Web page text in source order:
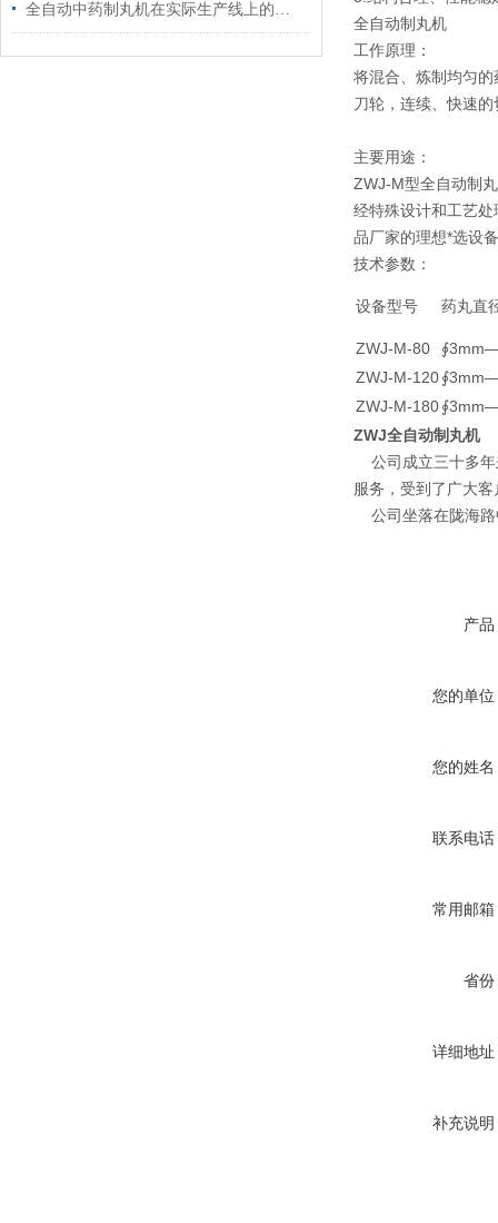
全自动中药制丸机在实际生产线上的表现
全自动制丸机
工作原理：
将混合、炼制均匀
刀轮，连续、快速
主要用途：
ZWJ-M型全自动制
经特殊设计和工艺
品厂家的理想*选设
技术参数：
设备型号 药丸直
ZWJ-M-80
ZWJ-M-120
ZWJ-M-180
ZWJ全自动制丸机
公司成立三十多年
服务，受到了广大
公司坐落在陇海路
产品
您的单位
您的姓名
联系电话
常用邮箱
省份
详细地址
补充说明